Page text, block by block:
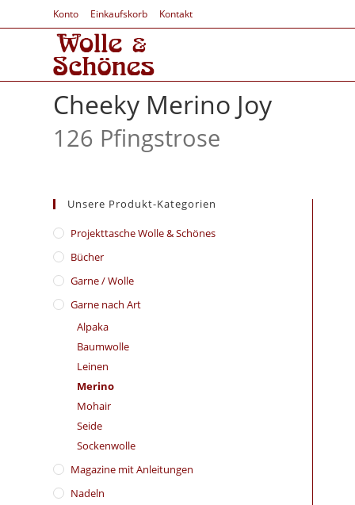
Konto Einkaufskorb Kontakt
Cheeky Merino Joy
126 Pfingstrose
Unsere Produkt-Kategorien
​Projekttasche Wolle & Schönes
Bücher
Garne / Wolle
Garne nach Art
Alpaka
Baumwolle
Leinen
Merino
Mohair
Seide
Sockenwolle
Magazine mit Anleitungen
Nadeln